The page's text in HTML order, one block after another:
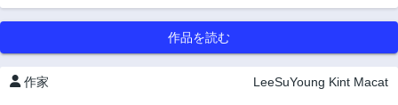
作品を読む
作家 LeeSuYoung Kint Macat